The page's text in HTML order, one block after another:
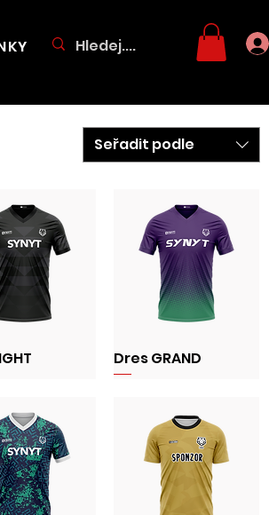
Seřadit podle
Dres GRAND